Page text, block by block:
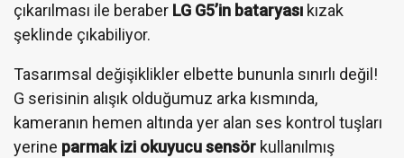
çıkarılması ile beraber LG G5’in bataryası kızak
şeklinde çıkabiliyor.
Tasarımsal değişiklikler elbette bununla sınırlı değil!
G serisinin alışık olduğumuz arka kısmında,
kameranın hemen altında yer alan ses kontrol tuşları
yerine parmak izi okuyucu sensör kullanılmış